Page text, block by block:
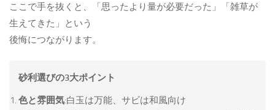
ここで手を抜くと、「思ったより量が必要だった」「雑草が
生えてきた」という
後悔につながります。
砂利選びの3大ポイント
色と雰囲気:白玉は万能、サビは和風向け